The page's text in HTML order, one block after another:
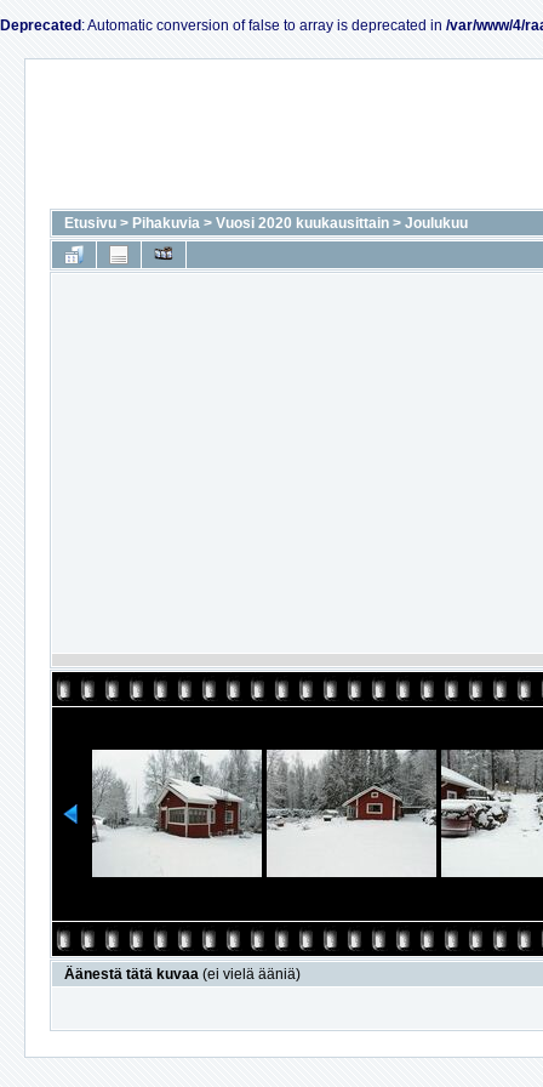
Deprecated : Automatic conversion of false to array is deprecated in /var/www/4/
Etusivu > Pihakuvia > Vuosi 2020 kuukausittain > Joulukuu
Äänestä tätä kuvaa (ei vielä ääniä)